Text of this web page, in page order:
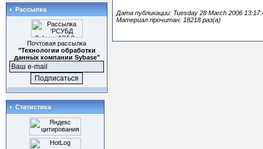
Рассылка
Почтовая рассылка
"Технологии обработки
данных компании Sybase"
Статистика
Дата публикации: Tuesday 28 March 2006
Материал прочитан: 18218 раз(а)